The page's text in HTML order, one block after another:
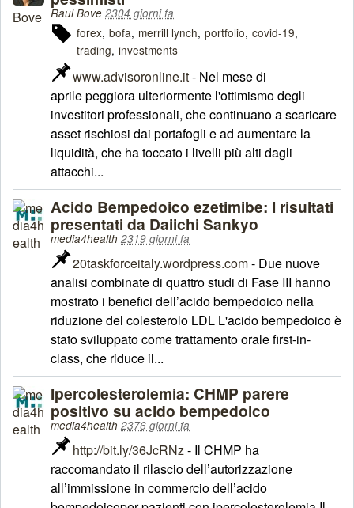
Raul Bove 2304 giorni fa
forex bofa merrill lynch portfolio covid-19
trading investments
www.advisoronline.it- Nel mese di
aprile peggiora ulteriormente l'ottimismo degli
investitori professionali, che continuano a scaricare
asset rischiosi dai portafogli e ad aumentare la
liquidità, che ha toccato i livelli più alti dagli
attacchi...
Acido Bempedoico ezetimibe: I risultati
presentati da Daiichi Sankyo
media4health 2319 giorni fa
20taskforceitaly.wordpress.com- Due nuove
analisi combinate di quattro studi di Fase III hanno
mostrato i benefici dell’acido bempedoico nella
riduzione del colesterolo LDL L'acido bempedoico è
stato sviluppato come trattamento orale first-in-
class, che riduce il...
Ipercolesterolemia: CHMP parere
positivo su acido bempedoico
media4health 2376 giorni fa
http://bit.ly/36JcRNz- Il CHMP ha
raccomandato il rilascio dell’autorizzazione
all’immissione in commercio dell’acido